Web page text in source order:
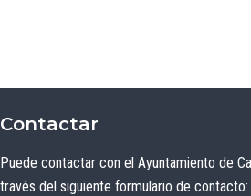
Contactar
Puede contactar con el Ayuntamiento de
través del siguiente formulario de contacto: